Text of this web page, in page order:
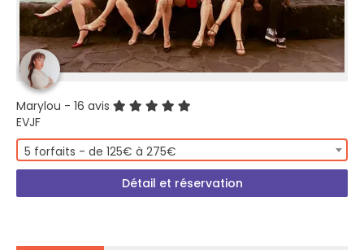
Marylou - 16 avis
EVJF
5 forfaits - de 125€ à 275€
Détail et réservation